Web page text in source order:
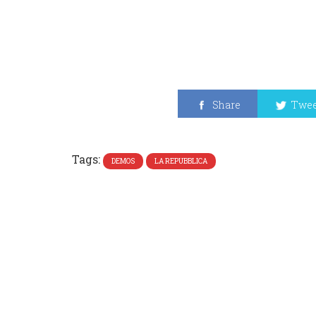
Share
Tags: DEMOS LA REPUBBLICA